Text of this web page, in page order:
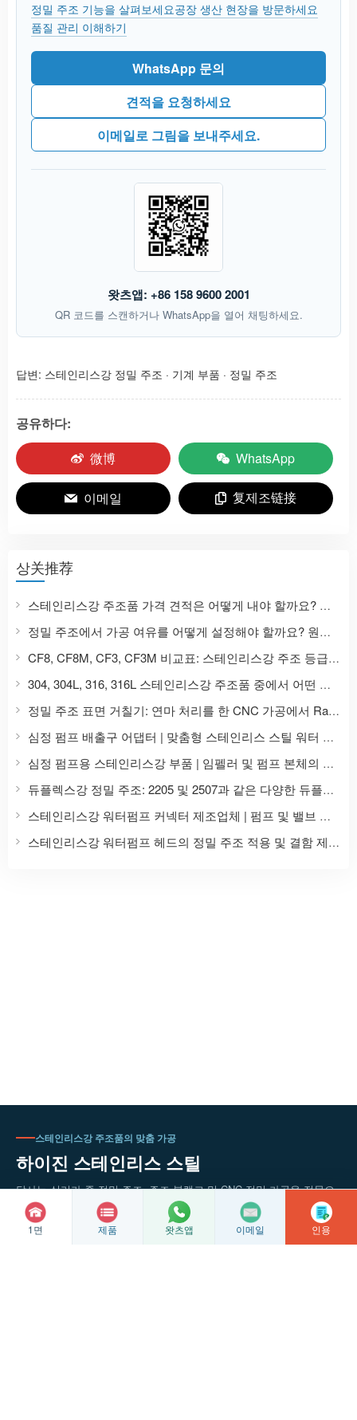
정밀 주조 기능을 살펴보세요공장 생산 현장을 방문하세요
품질 관리 이해하기
WhatsApp 문의
견적을 요청하세요
이메일로 그림을 보내주세요.
왓츠앱: +86 158 9600 2001
QR 코드를 스캔하거나 WhatsApp을 열어 채팅하세요.
답변: 스테인리스강 정밀 주조 · 기계 부품 · 정밀 주조
공유하다:
微博
WhatsApp
이메일 复제조链接
상关推荐
스테인리스강 주조품 가격 견적은 어떻게 내야 할까요? 정밀 주조 가격에 영향을 미치는 9가지 요소와 가격 문의에 필요한 서류 목록을 알려드립니다.
정밀 주조에서 가공 여유를 어떻게 설정해야 할까요? 원자재부터 CNC 가공 완제품까지 스테인리스강 주조품의 치수 설계 가이드.
CF8, CF8M, CF3, CF3M 비교표: 스테인리스강 주조 등급은 304, 316, 304L, 316L과 어떻게 상응합니까?
304, 304L, 316, 316L 스테인리스강 주조품 중에서 어떤 것을 선택해야 할까요? 재질 특성 및 적용 시나리오 비교.
정밀 주조 표면 거칠기: 연마 처리를 한 CNC 가공에서 Ra, Ry, Rz 값 비교
심정 펌프 배출구 어댑터 | 맞춤형 스테인리스 스틸 워터 펌프 액세서리
심정 펌프용 스테인리스강 부품 | 임펠러 및 펌프 본체의 정밀 주조 및 가공
듀플렉스강 정밀 주조: 2205 및 2507과 같은 다양한 듀플렉스강 등급의 맞춤형 주조.
스테인리스강 워터펌프 커넥터 제조업체 | 펌프 및 밸브 액세서리의 정밀 주조
스테인리스강 워터펌프 헤드의 정밀 주조 적용 및 결함 제어 방법
스테인리스강 주조품의 맞춤 가공
하이진 스테인리스 스틸
당사는 실리카 졸 정밀 주조, 주조 블랭크 및 CNC 정밀 가공을 전문으
로 하며, 도면 및 샘플을 기반으로 한 평가를 지원합니다.
1면 제품 이메일
왓츠앱 인용